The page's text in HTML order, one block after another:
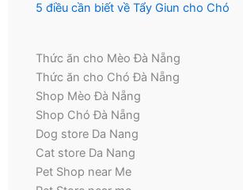
5 điều cần biết về Tẩy Giun cho Chó
Thức ăn cho Mèo Đà Nẵng
Thức ăn cho Chó Đà Nẵng
Shop Mèo Đà Nẵng
Shop Chó Đà Nẵng
Dog store Da Nang
Cat store Da Nang
Pet Shop near Me